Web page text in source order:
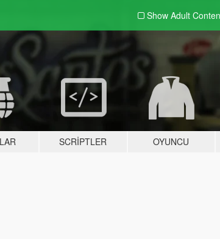
Show Adult
SCRIPTLER OYUNCU